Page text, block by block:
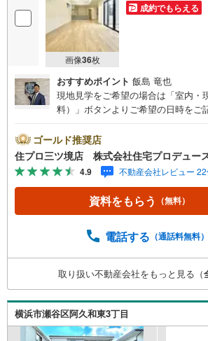
画像36枚
成約でもらえる
おすすめポイント 飯島 竜也
現地見学をご希望の場合は「室内・
料）」ボタンよりご希望の日時をご
区・戸塚区・保土ケ谷区・大和市の
す！ 最新物件情報や当社限定の物件
気軽にお問合せ下さい!! -------------- 弊社独自の住宅ローン提
案システム 弊社ではファイナンシャ
【丁寧な資金アドバイス】【ファ
書の作成】を随時行っております。
入できる無料の生命保険】【13年間
から始まる【住宅ローン返済】65歳
【老後の費用負担】住宅探しの【こ
な部分を明確にしていきませんか？
ゴールド推奨店
住プロ三ツ境店 株式会社住宅プロデュー
4.9 不動産会社レビュー
資料をもらう （無料）
電話する （通話料無料）
取り扱い不動産会社をもっと見る（
横浜市瀬谷区阿久和東3丁目